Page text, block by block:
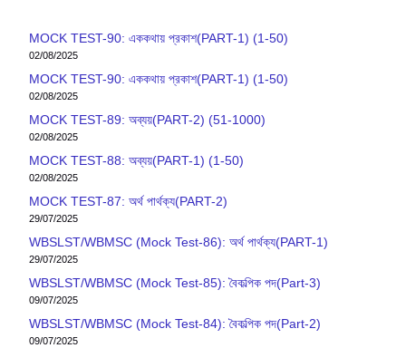
MOCK TEST-90: এককথায় প্রকাশ(PART-1) (1-50)
02/08/2025
MOCK TEST-90: এককথায় প্রকাশ(PART-1) (1-50)
02/08/2025
MOCK TEST-89: অব্যয়(PART-2) (51-1000)
02/08/2025
MOCK TEST-88: অব্যয়(PART-1) (1-50)
02/08/2025
MOCK TEST-87: অর্থ পার্থক্য(PART-2)
29/07/2025
WBSLST/WBMSC (Mock Test-86): অর্থ পার্থক্য(PART-1)
29/07/2025
WBSLST/WBMSC (Mock Test-85): বৈকল্পিক পদ(Part-3)
09/07/2025
WBSLST/WBMSC (Mock Test-84): বৈকল্পিক পদ(Part-2)
09/07/2025